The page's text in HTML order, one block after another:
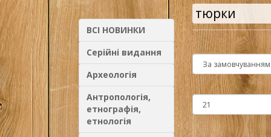
ВСІ НОВИНКИ
Серійні видання
Археологія
Антропологія,
етнографія,
етнологія
тюрки